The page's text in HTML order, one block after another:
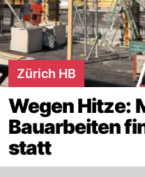
Zürich HB
Wegen Hitze:
Bauarbeiten
statt